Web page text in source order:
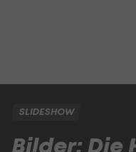
SLIDESHOW
Bilder: Die